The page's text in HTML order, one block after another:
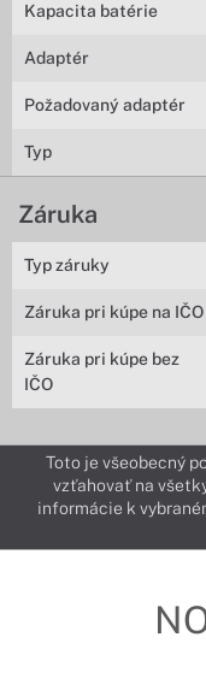
Kapacita batérie
Adaptér
Požadovaný adaptér
Typ
Záruka
Typ záruky
Záruka pri kúpe na IČO
Záruka pri kúpe bez
IČO
Toto je všeobecný
vzťahovať na
informácie k